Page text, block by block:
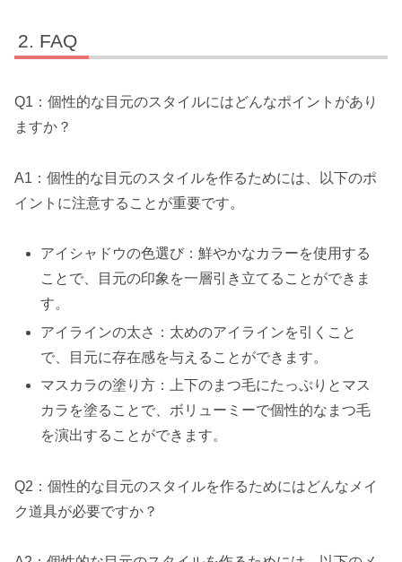
FAQ
Q1：個性的な目元のスタイルにはどんなポイントがあり
ますか？
A1：個性的な目元のスタイルを作るためには、以下のポ
イントに注意することが重要です。
アイシャドウの色選び：鮮やかなカラーを使用する
ことで、目元の印象を一層引き立てることができま
す。
アイラインの太さ：太めのアイラインを引くこと
で、目元に存在感を与えることができます。
マスカラの塗り方：上下のまつ毛にたっぷりとマス
カラを塗ることで、ボリューミーで個性的なまつ毛
を演出することができます。
Q2：個性的な目元のスタイルを作るためにはどんなメイ
ク道具が必要ですか？